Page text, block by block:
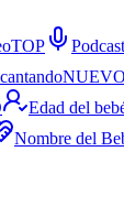
TOP
NUEVO
Edad del
Nombre del